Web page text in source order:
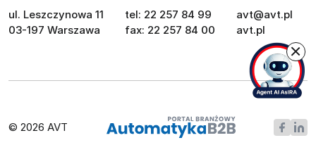
ul. Leszczynowa 11
03-197 Warszawa
tel: 22 257 84 99
fax: 22 257 84 00
avt@avt.pl
avt.pl
© 2026 AVT